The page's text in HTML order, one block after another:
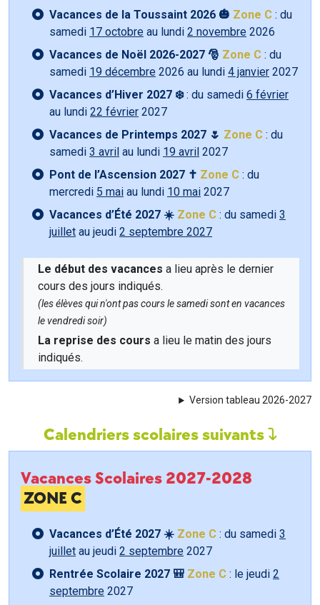
Vacances de la Toussaint 2026 🎃 Zone C : du
samedi 17 octobre au lundi 2 novembre 2026
Vacances de Noël 2026-2027 🎅 Zone C : du
samedi 19 décembre 2026 au lundi 4 janvier 2027
Vacances d’Hiver 2027 ❄️: du samedi 6 février
au lundi 22 février 2027
Vacances de Printemps 2027 🌷 Zone C : du
samedi 3 avril au lundi 19 avril 2027
Pont de l’Ascension 2027 ✝️ Zone C : du
mercredi 5 mai au lundi 10 mai 2027
Vacances d’Été 2027 ☀️ Zone C : du samedi 3
juillet au jeudi 2 septembre 2027
Le début des vacances a lieu après le dernier
cours des jours indiqués.
(les élèves qui n'ont pas cours le samedi sont en vacances
le vendredi soir)
La reprise des cours a lieu le matin des jours
indiqués.
Version tableau 2026-2027
Calendriers scolaires suivants
Vacances Scolaires 2027-2028
ZONE C
Vacances d’Été 2027 ☀️ Zone C : du samedi 3
juillet au jeudi 2 septembre 2027
Rentrée Scolaire 2027 🎒 Zone C : le jeudi 2
septembre 2027